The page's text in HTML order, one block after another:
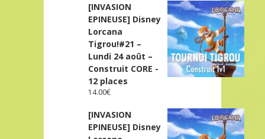
[INVASION
EPINEUSE] Disney
Lorcana
Tigrou!#21 –
Lundi 24 août –
Construit CORE -
12 places
14.00€
[INVASION
EPINEUSE] Disney